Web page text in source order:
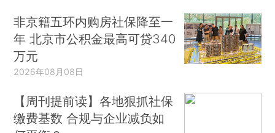
非京籍五环内购房社保降至一
年 北京市公积金最高可贷340
万元
2026年08月08日
【周刊提前读】各地狠抓社保
缴费基数 合规与企业减负如